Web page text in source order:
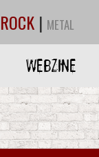
ROCK | METAL
WEBZINE